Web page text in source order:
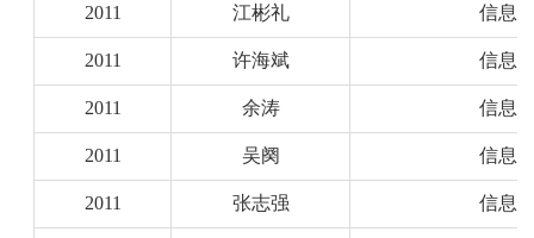
2011 江彬礼 信息
2011 许海斌 信息
2011 余涛 信息
2011 吴阕 信息
2011 张志强 信息